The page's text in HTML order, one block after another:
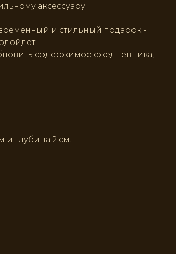
аксессуару.
и стильный подарок -
содержимое ежедневника,
и глубина 2 см.